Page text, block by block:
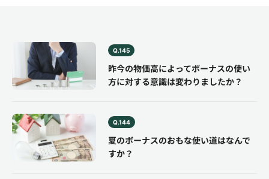
Q.145
昨今の物価高によってボーナスの使い
方に対する意識は変わりましたか？
Q.144
夏のボーナスのおもな使い道はなんで
すか？